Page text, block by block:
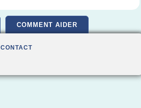
COMMENT AIDER
CONTACT